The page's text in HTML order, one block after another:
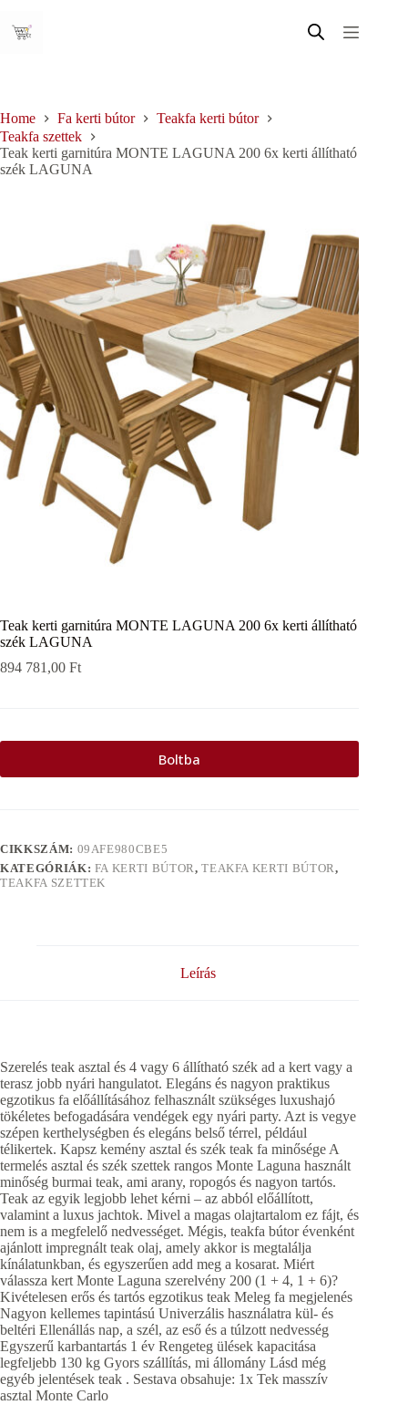
content
Home Fa kerti bútor
Teakfa kerti bútor
Teakfa szettek
Teak kerti garnitúra MONTE LAGUNA 200 6x kerti állítható
szék LAGUNA
Teak kerti garnitúra MONTE LAGUNA 200 6x kerti állítható
szék LAGUNA
894 781,00 Ft
Boltba
CIKKSZÁM: 09AFE980CBE5
KATEGÓRIÁK: FA KERTI BÚTOR ,TEAKFA KERTI BÚTOR ,
TEAKFA SZETTEK
Leírás
Szerelés teak asztal és 4 vagy 6 állítható szék ad a kert vagy a
terasz jobb nyári hangulatot. Elegáns és nagyon praktikus
egzotikus fa előállításához felhasznált szükséges luxushajó
tökéletes befogadására vendégek egy nyári party. Azt is vegye
szépen kerthelységben és elegáns belső térrel, például
télikertek. Kapsz kemény asztal és szék teak fa minősége A
termelés asztal és szék szettek rangos Monte Laguna használt
minőség burmai teak, ami arany, ropogós és nagyon tartós.
Teak az egyik legjobb lehet kérni – az abból előállított,
valamint a luxus jachtok. Mivel a magas olajtartalom ez fájt, és
nem is a megfelelő nedvességet. Mégis, teakfa bútor évenként
ajánlott impregnált teak olaj, amely akkor is megtalálja
kínálatunkban, és egyszerűen add meg a kosarat. Miért
válassza kert Monte Laguna szerelvény 200 (1 + 4, 1 + 6)?
Kivételesen erős és tartós egzotikus teak Meleg fa megjelenés
Nagyon kellemes tapintású Univerzális használatra kül- és
beltéri Ellenállás nap, a szél, az eső és a túlzott nedvesség
Egyszerű karbantartás 1 év Rengeteg ülések kapacitása
legfeljebb 130 kg Gyors szállítás, mi állomány Lásd még
egyéb jelentések teak . Sestava obsahuje: 1x Tek masszív
asztal Monte Carlo